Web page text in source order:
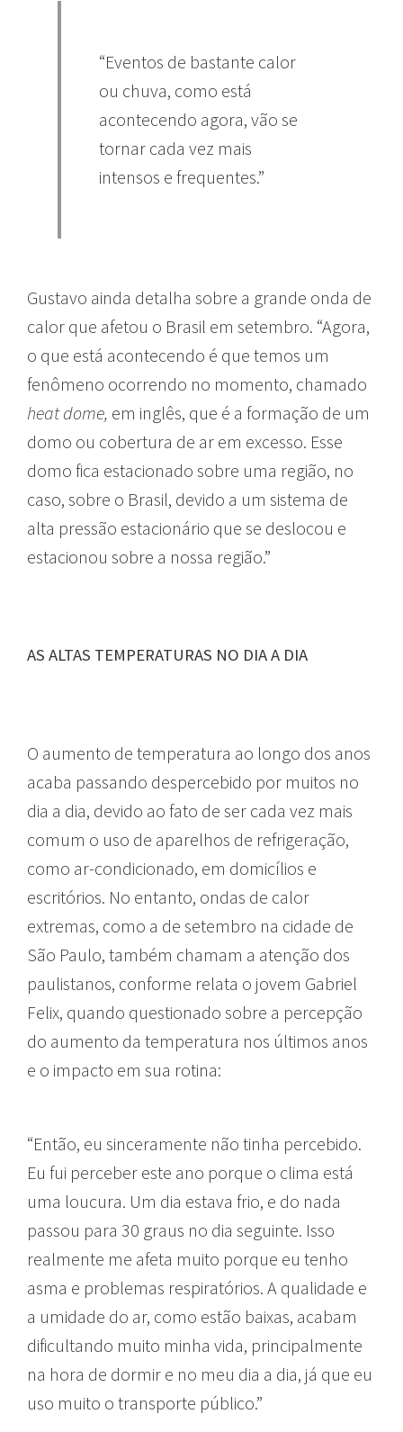
“Eventos de bastante calor
ou chuva, como está
acontecendo agora, vão se
tornar cada vez mais
intensos e frequentes.”
Gustavo ainda detalha sobre a grande onda de
calor que afetou o Brasil em setembro. “Agora,
o que está acontecendo é que temos um
fenômeno ocorrendo no momento, chamado
heat dome, em inglês, que é a formação de um
domo ou cobertura de ar em excesso. Esse
domo fica estacionado sobre uma região, no
caso, sobre o Brasil, devido a um sistema de
alta pressão estacionário que se deslocou e
estacionou sobre a nossa região.”
AS ALTAS TEMPERATURAS NO DIA A DIA
O aumento de temperatura ao longo dos anos
acaba passando despercebido por muitos no
dia a dia, devido ao fato de ser cada vez mais
comum o uso de aparelhos de refrigeração,
como ar-condicionado, em domicílios e
escritórios. No entanto, ondas de calor
extremas, como a de setembro na cidade de
São Paulo, também chamam a atenção dos
paulistanos, conforme relata o jovem Gabriel
Felix, quando questionado sobre a percepção
do aumento da temperatura nos últimos anos
e o impacto em sua rotina:
“Então, eu sinceramente não tinha percebido.
Eu fui perceber este ano porque o clima está
uma loucura. Um dia estava frio, e do nada
passou para 30 graus no dia seguinte. Isso
realmente me afeta muito porque eu tenho
asma e problemas respiratórios. A qualidade e
a umidade do ar, como estão baixas, acabam
dificultando muito minha vida, principalmente
na hora de dormir e no meu dia a dia, já que eu
uso muito o transporte público.”